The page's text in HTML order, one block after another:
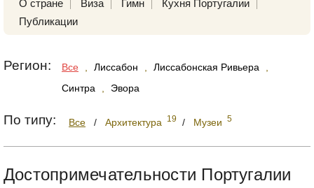
О стране
Виза Гимн
Кухня Португалии
Публикации
Регион: Все Лиссабон Лиссабонская Ривьера
Синтра
Эвора
По типу: Все / Архитектура 19 / Музеи 5
Достопримечательности Португалии